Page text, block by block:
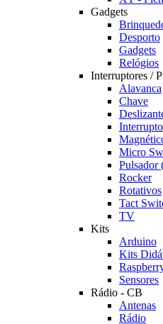
Gadgets
Desporto
Gadgets
Relógios
Interruptores /
Alavanca
Chave
Micro
Pulsador
Rocker
Rotativos
Tact
TV
Kits
Arduino
Kits
Sensores
Rádio - CB
Antenas
Rádio